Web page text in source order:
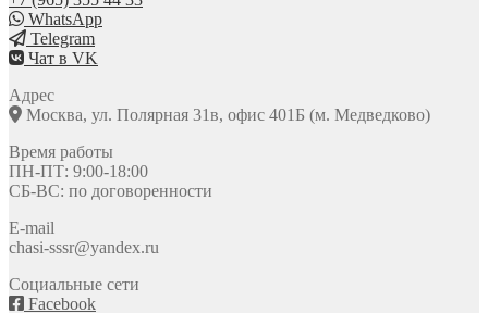
WhatsApp
Telegram
Чат в VK
Адрес
Москва, ул. Полярная 31в, офис 401Б (м. Медведково)
Время работы
ПН-ПТ: 9:00-18:00
СБ-ВС: по договоренности
E-mail
chasi-sssr@yandex.ru
Социальные сети
Facebook